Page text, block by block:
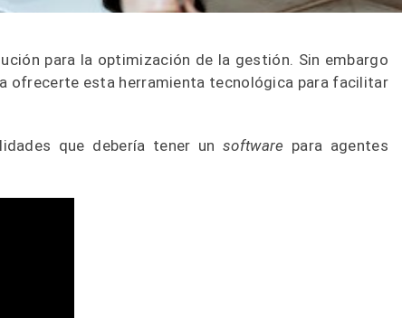
para la optimización de la gestión. Sin embargo
ofrecerte esta herramienta tecnológica para facilitar
que debería tener unsoftware para agentes